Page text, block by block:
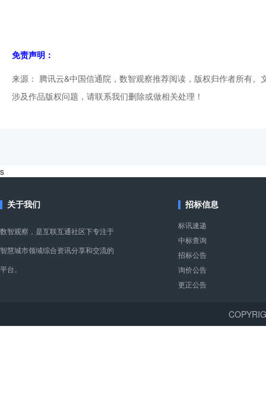
免责声明：
来源： 腾讯云&中国信通院，数智观察推荐阅读，版权归作者所有
涉及作品版权问题，请联系我们删除或做相关处理！
s
关于我们
数智观察，是互联互通社区下专注于
智慧城市领域综合资讯分享和交流的
平台。
招标信息
标讯速递
中标查询
招标公告
询价公告
更正公告